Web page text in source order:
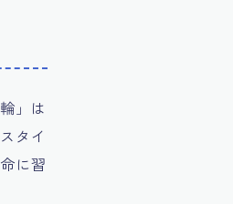
」は
タイ
に習